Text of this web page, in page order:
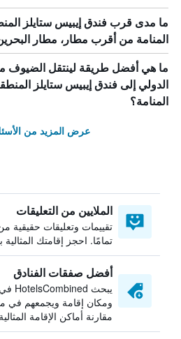
ما مدى قرب فندق إيبيس ستايلز
المنامة من أقرب مطار، مطار
ما هي أفضل طريقة لينتقل الضيوف
الدولي إلى فندق إيبيس ستايلز
المنامة؟
عرض المزيد من
الملايين من التعليقات
تقييمات وتعليقات حقيقية
تمامًا. احجز إقامتك
أفضل صفقات الفنادق
ومكان إقامة ويجمعهم في
مقارنة أماكن الإقامة